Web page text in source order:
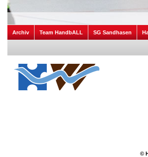
Archiv Team HandbALL SG Sandhasen
©